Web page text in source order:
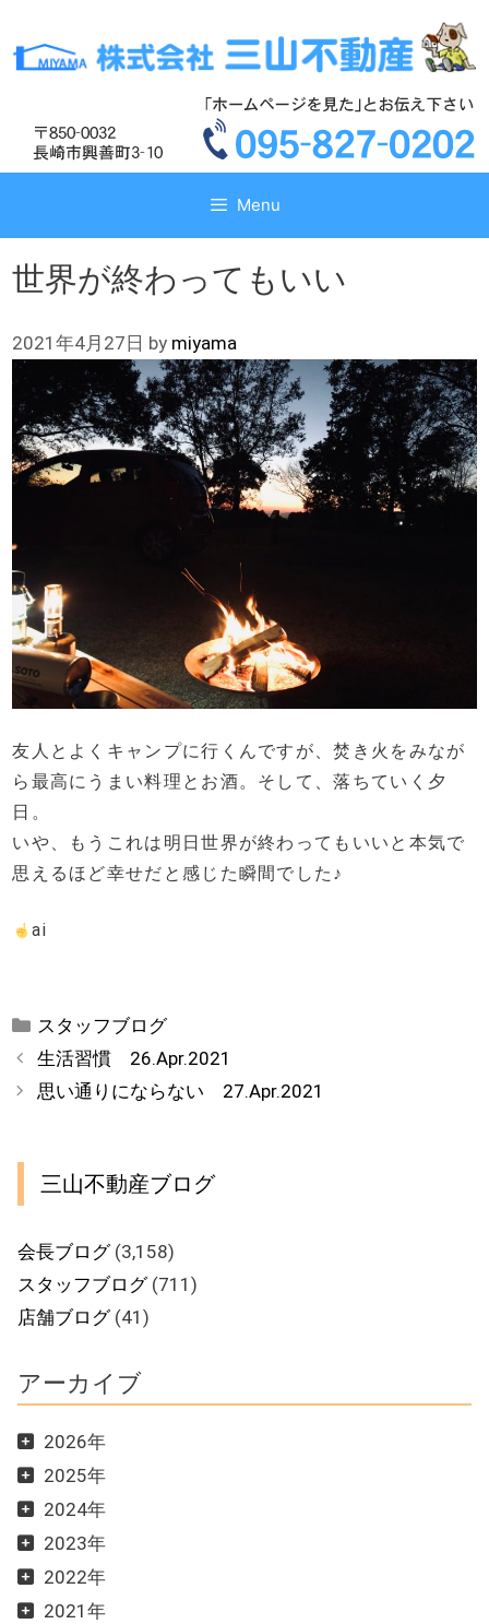
テ
ス
テ
ス
Menu
世界が終わってもいい
2021年4月27日 by miyama
友人とよくキャンプに行くんですが、焚き火をみなが
ら最高にうまい料理とお酒。そして、落ちていく夕
日。
いや、もうこれは明日世界が終わってもいいと本気で
思えるほど幸せだと感じた瞬間でした♪
ai
カ
テ
リ
スタッフブログ
生活習慣 26.Apr.2021
思い通りにならない 27.Apr.2021
三山不動産ブログ
会長ブログ(3,158)
スタッフブログ(711)
店舗ブログ(41)
アーカイブ
2026年
2025年
2024年
2023年
2022年
2021年